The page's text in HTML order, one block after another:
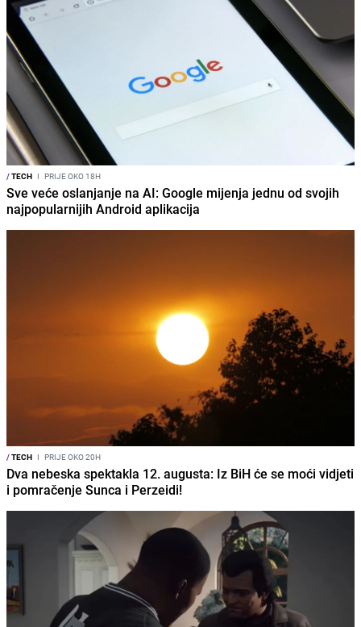
/TECH I PRIJE OKO 18H
Sve veće oslanjanje na AI: Google mijenja jednu od svojih
najpopularnijih Android aplikacija
/TECH I PRIJE OKO 20H
Dva nebeska spektakla 12. augusta: Iz BiH će se moći vidjeti
i pomračenje Sunca i Perzeidi!